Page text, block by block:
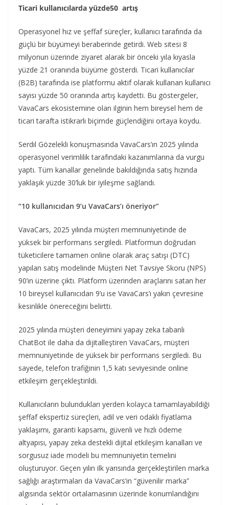
Ticari kullanıcılarda yüzde50 artış
Operasyonel hız ve şeffaf süreçler, kullanıcı tarafında da
güçlü bir büyümeyi beraberinde getirdi. Web sitesi 8
milyonun üzerinde ziyaret alarak bir önceki yıla kıyasla
yüzde 21 oranında büyüme gösterdi. Ticari kullanıcılar
(B2B) tarafında ise platformu aktif olarak kullanan kullanıcı
sayısı yüzde 50 oranında artış kaydetti. Bu göstergeler,
VavaCars ekosistemine olan ilginin hem bireysel hem de
ticari tarafta istikrarlı biçimde güçlendiğini ortaya koydu.
Serdıl Gözelekli konuşmasında VavaCars’ın 2025 yılında
operasyonel verimlilik tarafındaki kazanımlarına da vurgu
yaptı. Tüm kanallar genelinde bakıldığında satış hızında
yaklaşık yüzde 30’luk bir iyileşme sağlandı.
“10 kullanıcıdan 9’u VavaCars’ı öneriyor”
VavaCars, 2025 yılında müşteri memnuniyetinde de
yüksek bir performans sergiledi. Platformun doğrudan
tüketicilere tamamen online olarak araç satışı (DTC)
yapılan satış modelinde Müşteri Net Tavsiye Skoru (NPS)
90’ın üzerine çıktı. Platform üzerinden araçlarını satan her
10 bireysel kullanıcıdan 9’u ise VavaCars’ı yakın çevresine
kesinlikle önereceğini belirtti.
2025 yılında müşteri deneyimini yapay zeka tabanlı
ChatBot ile daha da dijitalleştiren VavaCars, müşteri
memnuniyetinde de yüksek bir performans sergiledi. Bu
sayede, telefon trafiğinin 1,5 katı seviyesinde online
etkileşim gerçekleştirildi.
Kullanıcıların bulundukları yerden kolayca tamamlayabildiği
şeffaf ekspertiz süreçleri, adil ve veri odaklı fiyatlama
yaklaşımı, garanti kapsamı, güvenli ve hızlı ödeme
altyapısı, yapay zeka destekli dijital etkileşim kanalları ve
sorgusuz iade modeli bu memnuniyetin temelini
oluşturuyor. Geçen yılın ilk yarısında gerçekleştirilen marka
sağlığı araştırmaları da VavaCars’ın “güvenilir marka”
algısında sektör ortalamasının üzerinde konumlandığını